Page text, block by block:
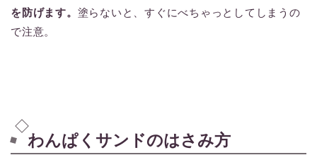
を防げます。 塗らないと、すぐにべちゃっとしてしまうの
で注意。
わんぱくサンドのはさみ方